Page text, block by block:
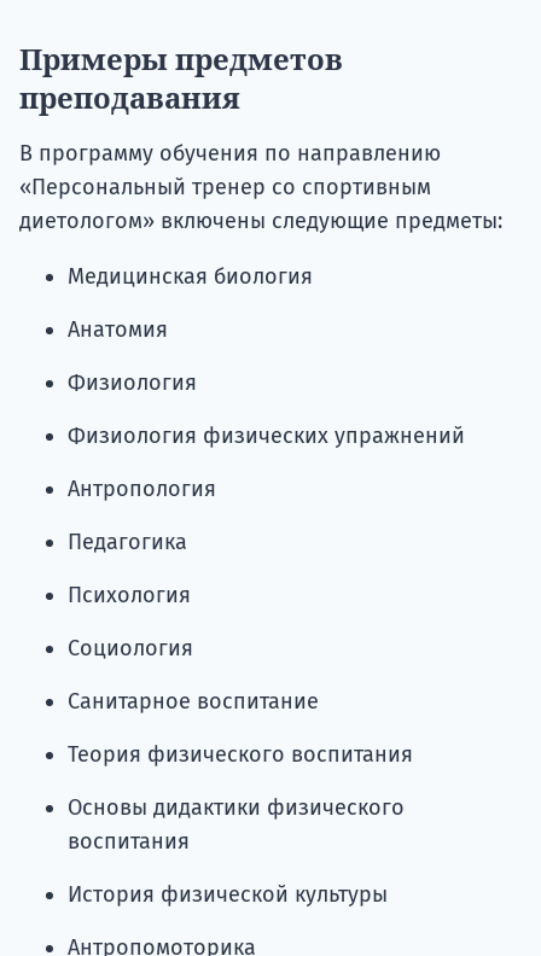
Примеры предметов
преподавания
В программу обучения по направлению
«Персональный тренер со спортивным
диетологом» включены следующие предметы:
Медицинская биология
Анатомия
Физиология
Физиология физических упражнений
Антропология
Педагогика
Психология
Социология
Санитарное воспитание
Теория физического воспитания
Основы дидактики физического
воспитания
История физической культуры
Антропомоторика